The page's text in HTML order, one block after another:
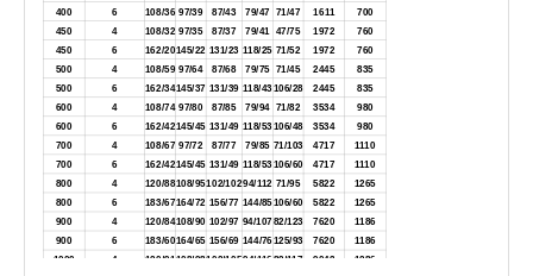
400
6 108/36 97/39 87/43 79/47 71/47 1611
700
450
4 108/32 97/35 87/37 79/41 47/75 1972
760
450
6 162/20145/22 131/23 118/25 71/52 1972
760
500
4 108/59 97/64 87/68 79/75 71/45 2445
835
500
6 162/34145/37 131/39 118/43 106/28 2445
835
600
4 108/74 97/80 87/85 79/94 71/82 3534
980
600
6 162/42145/45 131/49 118/53 106/48 3534
980
700
4 108/67 97/72 87/77 79/85 71/103 4717
1110
700
6 162/42145/45 131/49 118/53 106/60 4717 1110
800 4 120/88108/95102/10294/112 71/95 5822 1265
800 6 183/67164/72 156/77 144/85106/60 5822 1265
900 4 120/84108/90 102/97 94/107 82/123 7620 1186
900 6 183/60164/65 156/69 144/76125/93 7620
1186
1000
4 120/91108/98102/10594/116 82/117 9043 1286